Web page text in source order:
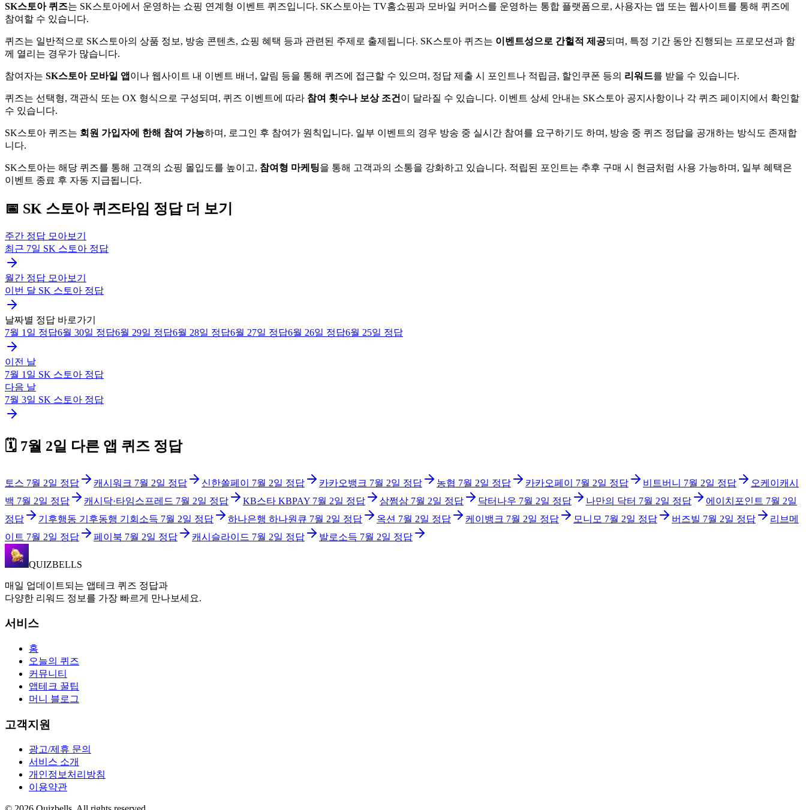
SK스토아 퀴즈는 SK스토아에서 운영하는 쇼핑 연계형 이벤트 퀴즈입니다. SK스토아는 TV홈쇼핑과 모바일 커머스를 운영하는 통합 플랫폼으로, 사용자는 앱 또는 웹사이트를 통해 퀴즈에
참여할 수 있습니다.
퀴즈는 일반적으로 SK스토아의 상품 정보, 방송 콘텐츠, 쇼핑 혜택 등과 관련된 주제로 출제됩니다. SK스토아 퀴즈는 이벤트성으로 간헐적 제공되며, 특정 기간 동안 진행되는 프로모션과 함
께 열리는 경우가 많습니다.
참여자는 SK스토아 모바일 앱 이나 웹사이트 내 이벤트 배너, 알림 등을 통해 퀴즈에 접근할 수 있으며, 정답 제출 시 포인트나 적립금, 할인쿠폰 등의 리워드를 받을 수 있습니다.
퀴즈는 선택형, 객관식 또는 OX 형식으로 구성되며, 퀴즈 이벤트에 따라 참여 횟수나 보상 조건 이 달라질 수 있습니다. 이벤트 상세 안내는 SK스토아 공지사항이나 각 퀴즈 페이지에서 확인할
수 있습니다.
SK스토아 퀴즈는 회원 가입자에 한해 참여 가능하며, 로그인 후 참여가 원칙입니다. 일부 이벤트의 경우 방송 중 실시간 참여를 요구하기도 하며, 방송 중 퀴즈 정답을 공개하는 방식도 존재합
니다.
SK스토아는 해당 퀴즈를 통해 고객의 쇼핑 몰입도를 높이고, 참여형 마케팅을 통해 고객과의 소통을 강화하고 있습니다. 적립된 포인트는 추후 구매 시 현금처럼 사용 가능하며, 일부 혜택은
이벤트 종료 후 자동 지급됩니다.
📅 SK 스토아 퀴즈타임 정답 더 보기
주간 정답 모아보기
최근 7일 SK 스토아 정답
월간 정답 모아보기
이번 달 SK 스토아 정답
날짜별 정답 바로가기
7월 1일 정답6월 30일 정답6월 29일 정답6월 28일 정답6월 27일 정답6월 26일 정답6월 25일 정답
이전 날
7월 1일 SK 스토아 정답
다음 날
7월 3일 SK 스토아 정답
🗓️ 7월 2일 다른 앱 퀴즈 정답
토스 7월 2일 정답 캐시워크 7월 2일 정답 신한쏠페이 7월 2일 정답 카카오뱅크 7월 2일 정답 농협 7월 2일 정답 카카오페이 7월 2일 정답 비트버니 7월 2일 정답
오케이캐시
백 7월 2일 정답 캐시닥·타임스프레드 7월 2일 정답 KB스타 KBPAY 7월 2일 정답 삼쩜삼 7월 2일 정답 닥터나우 7월 2일 정답 나만의 닥터 7월 2일 정답 에이치포인트 7월 2일
정답
기후행동 기후동행 기회소득 7월 2일 정답 하나은행 하나원큐 7월 2일 정답 옥션 7월 2일 정답 케이뱅크 7월 2일 정답 모니모 7월 2일 정답 버즈빌 7월 2일 정답
리브메
이트 7월 2일 정답 페이북 7월 2일 정답 캐시슬라이드 7월 2일 정답 발로소득 7월 2일 정답
QUIZBELLS
매일 업데이트되는 앱테크 퀴즈 정답과
다양한 리워드 정보를 가장 빠르게 만나보세요.
서비스
홈
오늘의 퀴즈
커뮤니티
앱테크 꿀팁
머니 블로그
고객지원
광고/제휴 문의
서비스 소개
개인정보처리방침
이용약관